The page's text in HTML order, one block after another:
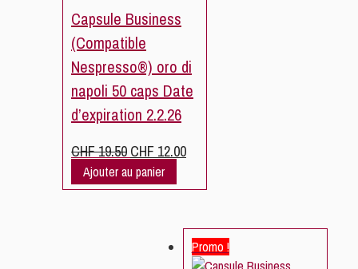
Capsule Business
(Compatible
Nespresso®) oro di
napoli 50 caps Date
d’expiration 2.2.26
CHF19.50 Le
prix
initial
CHF 12.00Le
actuel
CHF 12.00.
Ajouter au panier
Promo !